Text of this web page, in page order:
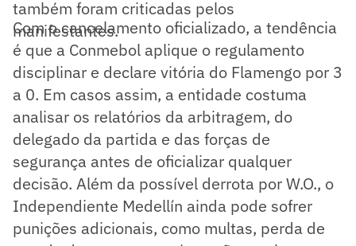
também foram criticadas pelos
manifestantes.
Com o cancelamento oficializado, a tendência
é que a Conmebol aplique o regulamento
disciplinar e declare vitória do Flamengo por 3
a 0. Em casos assim, a entidade costuma
analisar os relatórios da arbitragem, do
delegado da partida e das forças de
segurança antes de oficializar qualquer
decisão. Além da possível derrota por W.O., o
Independiente Medellín ainda pode sofrer
punições adicionais, como multas, perda de